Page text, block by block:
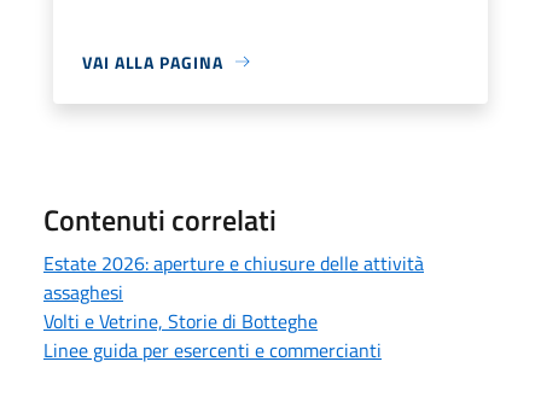
VAI ALLA PAGINA
Contenuti correlati
Estate 2026: aperture e chiusure delle attività
assaghesi
Volti e Vetrine, Storie di Botteghe
Linee guida per esercenti e commercianti